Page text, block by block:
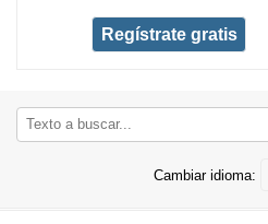
Regístrate gratis
Cambiar idioma: